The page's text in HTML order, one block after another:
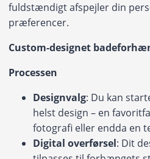
fuldstændigt afspejler din
præferencer.
Custom-designet
Processen
Designvalg: Du kan
helst design – en
fotografi eller endda en
Digital overførsel: Dit